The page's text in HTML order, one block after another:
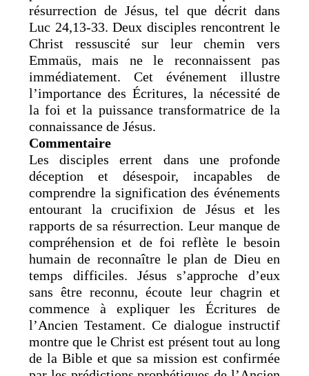
résurrection de Jésus, tel que décrit dans
Luc 24,13-33. Deux disciples rencontrent le
Christ ressuscité sur leur chemin vers
Emmaüs, mais ne le reconnaissent pas
immédiatement. Cet événement illustre
l’importance des Écritures, la nécessité de
la foi et la puissance transformatrice de la
connaissance de Jésus.
Commentaire
Les disciples errent dans une profonde
déception et désespoir, incapables de
comprendre la signification des événements
entourant la crucifixion de Jésus et les
rapports de sa résurrection. Leur manque de
compréhension et de foi reflète le besoin
humain de reconnaître le plan de Dieu en
temps difficiles. Jésus s’approche d’eux
sans être reconnu, écoute leur chagrin et
commence à expliquer les Écritures de
l’Ancien Testament. Ce dialogue instructif
montre que le Christ est présent tout au long
de la Bible et que sa mission est confirmée